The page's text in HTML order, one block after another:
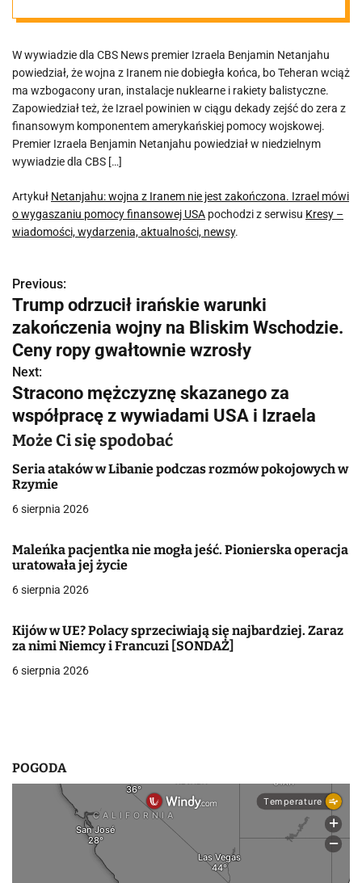
Izrael mówi o
wygaszaniu
pomocy
finansowej USA
W wywiadzie dla CBS News premier Izraela Benjamin Netanjahu
powiedział, że wojna z Iranem nie dobiegła końca, bo Teheran wciąż
ma wzbogacony uran, instalacje nuklearne i rakiety balistyczne.
Zapowiedział też, że Izrael powinien w ciągu dekady zejść do zera z
finansowym komponentem amerykańskiej pomocy wojskowej.
Premier Izraela Benjamin Netanjahu powiedział w niedzielnym
wywiadzie dla CBS […]
Artykuł Netanjahu: wojna z Iranem nie jest zakończona. Izrael mówi
o wygaszaniu pomocy finansowej USA pochodzi z serwisu Kresy –
wiadomości, wydarzenia, aktualności, newsy.
N
a
w
i
g
a
c
j
w
p
i
s
Previous:
Trump odrzucił irańskie warunki
zakończenia wojny na Bliskim Wschodzie.
Ceny ropy gwałtownie wzrosły
Next:
Stracono mężczyznę skazanego za
współpracę z wywiadami USA i Izraela
Może Ci się spodobać
Seria ataków w Libanie podczas rozmów pokojowych w
Rzymie
6 sierpnia 2026
Maleńka pacjentka nie mogła jeść. Pionierska operacja
uratowała jej życie
6 sierpnia 2026
Kijów w UE? Polacy sprzeciwiają się najbardziej. Zaraz
za nimi Niemcy i Francuzi [SONDAŻ]
6 sierpnia 2026
POGODA